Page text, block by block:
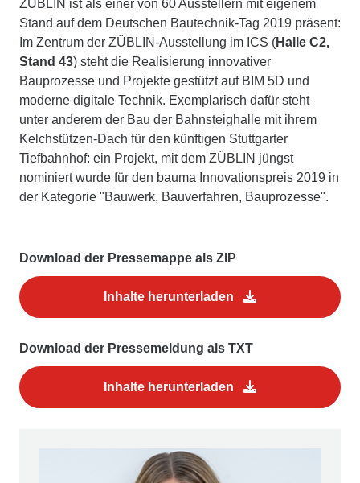
ZÜBLIN ist als einer von 60 Ausstellern mit eigenem
Stand auf dem Deutschen Bautechnik-Tag 2019 präsent:
Im Zentrum der ZÜBLIN-Ausstellung im ICS (Halle C2,
Stand 43) steht die Realisierung innovativer
Bauprozesse und Projekte gestützt auf BIM 5D und
moderne digitale Technik. Exemplarisch dafür steht
unter anderem der Bau der Bahnsteighalle mit ihrem
Kelchstützen-Dach für den künftigen Stuttgarter
Tiefbahnhof: ein Projekt, mit dem ZÜBLIN jüngst
nominiert wurde für den bauma Innovationspreis 2019 in
der Kategorie "Bauwerk, Bauverfahren, Bauprozesse".
Download der Pressemappe als ZIP
Inhalte herunterladen
Download der Pressemeldung als TXT
Inhalte herunterladen